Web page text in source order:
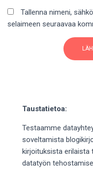
Tallenna nimeni,
selaimeen seuraavaa
Taustatietoa:
Testaamme
soveltamista
kirjoituksista erilaista
datatyön